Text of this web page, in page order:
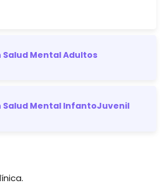
Salud Mental Adultos
Salud Mental InfantoJuvenil